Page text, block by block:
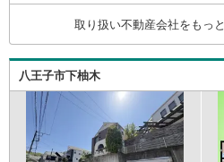
実に努めさせて頂きます。
物件のご紹介だけではなく
の事ならなんでもご相談い
伺いしながら誠心誠意、全
お客様一人一人に合わせた
いただきます。お気軽にご
取り扱い不動産会社をもっ
八王子市下柚木